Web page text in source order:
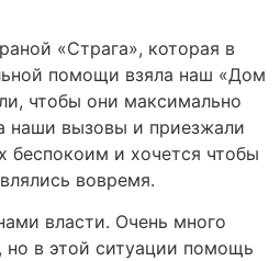
«Страга», которая в
помощи взяла наш «Дом
чтобы они максимально
наши вызовы и приезжали
беспокоим и хочется чтобы
вовремя.
власти. Очень много
но в этой ситуации помощь